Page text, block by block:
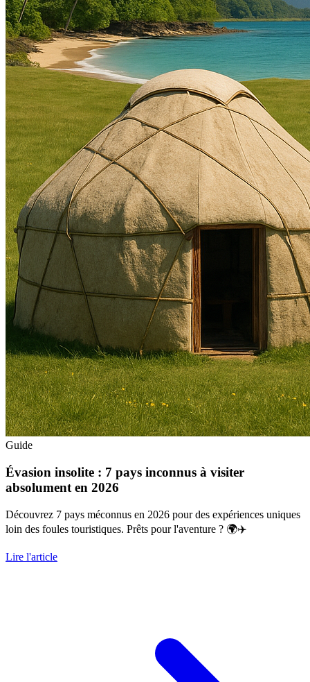
Guide
Évasion insolite : 7 pays inconnus à visiter
absolument en 2026
Découvrez 7 pays méconnus en 2026 pour des expériences uniques
loin des foules touristiques. Prêts pour l'aventure ? 🌍✈️
Lire l'article